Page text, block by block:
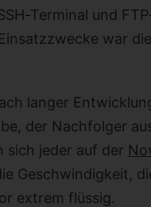
Terminal und
war
langer
der Nachfolger
sich jeder auf der
Geschwindigkeit,
extrem flüssig.